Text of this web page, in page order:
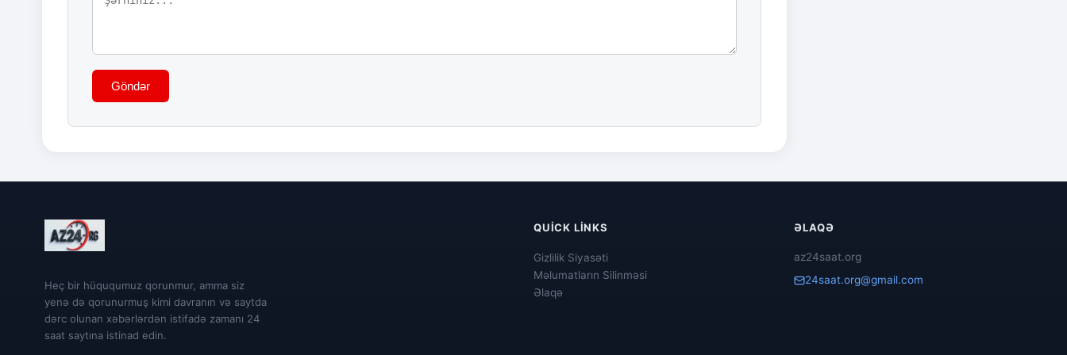
Göndər
Heç bir hüququmuz qorunmur, amma siz
yenə də qorunurmuş kimi davranın və saytda
dərc olunan xəbərlərdən istifadə zamanı 24
saat saytına istinad edin.
QUICK LINKS
Gizlilik Siyasəti
Məlumatların Silinməsi
Əlaqə
ƏLAQƏ
az24saat.org
24saat.org@gmail.com